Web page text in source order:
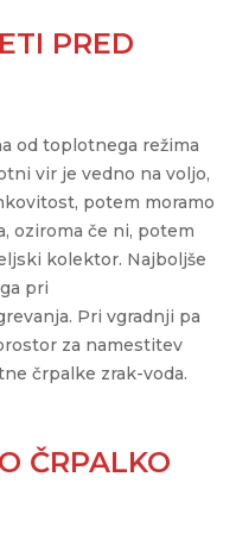
PRED
od toplotnega režima
vir je vedno na voljo,
potem moramo
oziroma če ni, potem
kolektor. Najboljše
pri
Pri vgradnji pa
za namestitev
črpalke zrak-voda.
ČRPALKO